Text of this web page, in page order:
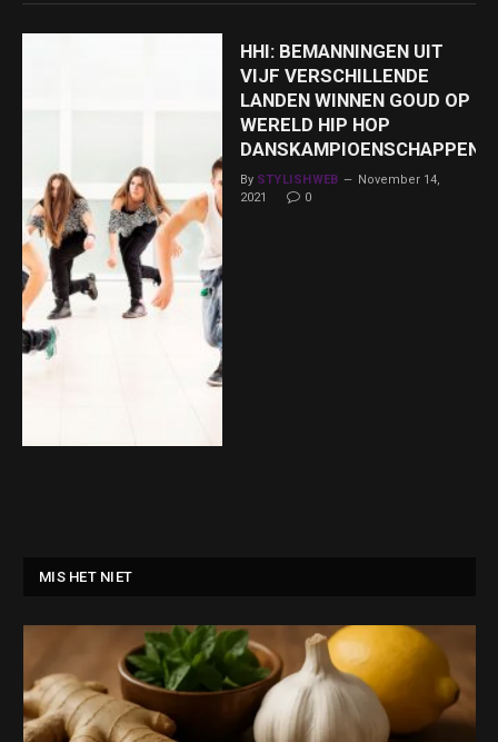
HHI: BEMANNINGEN UIT
VIJF VERSCHILLENDE
LANDEN WINNEN GOUD OP
WERELD HIP HOP
DANSKAMPIOENSCHAPPEN
By STYLISHWEB
November 14,
2021
0
MIS HET NIET